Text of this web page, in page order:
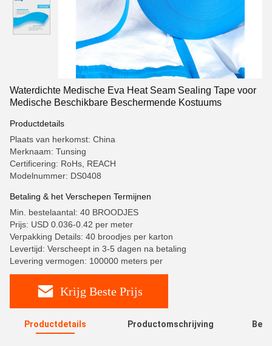
Waterdichte Medische Eva Heat Seam Sealing Tape voor
Medische Beschikbare Beschermende Kostuums
Productdetails
Plaats van herkomst: China
Merknaam: Tunsing
Certificering: RoHs, REACH
Modelnummer: DS0408
Betaling & het Verschepen Termijnen
Min. bestelaantal: 40 BROODJES
Prijs: USD 0.036-0.42 per meter
Verpakking Details: 40 broodjes per karton
Levertijd: Verscheept in 3-5 dagen na betaling
Levering vermogen: 100000 meters per
Krijg Beste Prijs
Productdetails Productomschrijving